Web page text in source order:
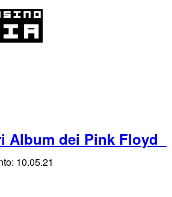
Album dei Pink Floyd
10.05.21